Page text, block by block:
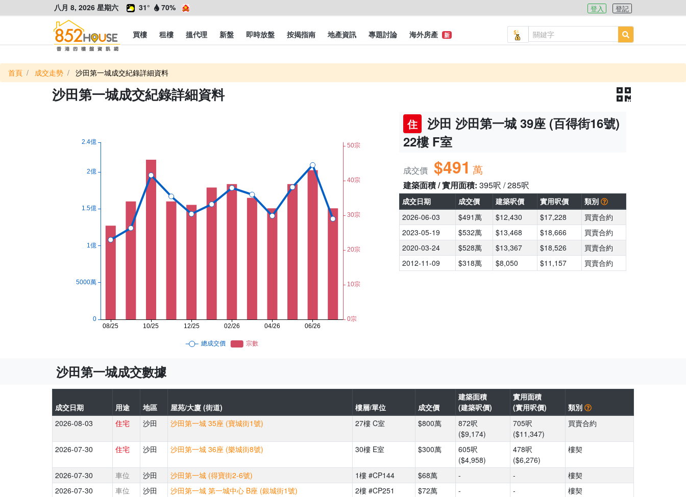
八月 8, 2026 星期六 31° 70% 登入 登記
買樓 租樓 搵代理 新盤 即時放盤 按揭指南 地產資訊 專題討論 海外房產 新
首頁 成交走勢 沙田第一城成交紀錄詳細資料
沙田第一城成交紀錄詳細資料
住
沙田 沙田第一城 39座 (百得街16號)
22樓 F室
成交價 $491 萬
建築面積 / 實用面積: 395呎 / 285呎
成交日期 成交價 建築呎價 實用呎價
類別
2026-06-03
$491萬 $12,430 $17,228
買賣合約
2023-05-19
$532萬 $13,468 $18,666
買賣合約
2020-03-24
$528萬 $13,367 $18,526
買賣合約
2012-11-09
$318萬 $8,050 $11,157 買賣合約
沙田第一城成交數據
成交日期 用途 地區 屋苑/大廈 (街道) 樓層/單位 成交價
建築面積
(建築呎價)
實用面積
(實用呎價)
類別
2026-08-03
住宅 沙田 沙田第一城 35座 (寶城街1號) 27樓 C室 $800萬
872呎
($9,174)
705呎
($11,347)
買賣合約
2026-07-30 住宅 沙田 沙田第一城 36座 (樂城街8號) 30樓 E室 $300萬
605呎
($4,958)
478呎
($6,276)
樓契
2026-07-30 車位 沙田 沙田第一城 (得寶街2-6號) 1樓 #CP144 $68萬 - -
樓契
2026-07-30
車位 沙田 沙田第一城 第一城中心 B座 (銀城街1號) 2樓 #CP251 $72萬 - -
樓契